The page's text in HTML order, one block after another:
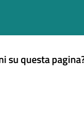
su questa